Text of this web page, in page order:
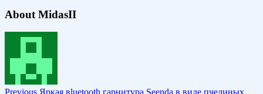
About MidasII